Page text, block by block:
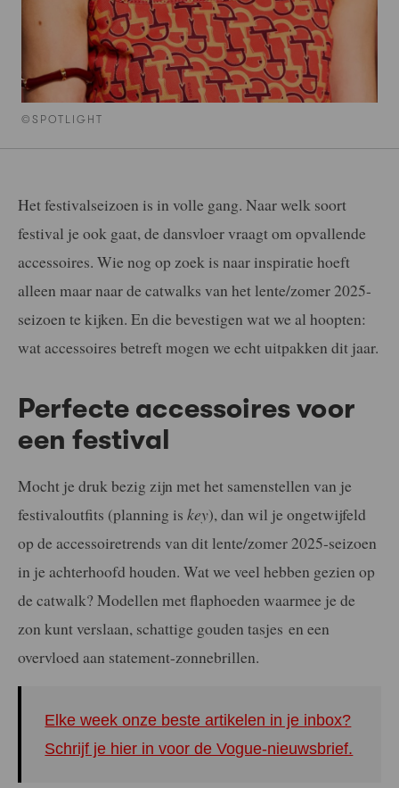
©SPOTLIGHT
Het festivalseizoen is in volle gang. Naar welk soort
festival je ook gaat, de dansvloer vraagt om opvallende
accessoires. Wie nog op zoek is naar inspiratie hoeft
alleen maar naar de catwalks van het lente/zomer 2025-
seizoen te kijken. En die bevestigen wat we al hoopten:
wat accessoires betreft mogen we echt uitpakken dit jaar.
Perfecte accessoires voor
een festival
Mocht je druk bezig zijn met het samenstellen van je
festivaloutfits (planning is key), dan wil je ongetwijfeld
op de accessoiretrends van dit lente/zomer 2025-seizoen
in je achterhoofd houden. Wat we veel hebben gezien op
de catwalk? Modellen met flaphoeden waarmee je de
zon kunt verslaan, schattige gouden tasjes en een
overvloed aan statement-zonnebrillen.
Elke week onze beste artikelen in je inbox?
Schrijf je hier in voor de Vogue-nieuwsbrief.